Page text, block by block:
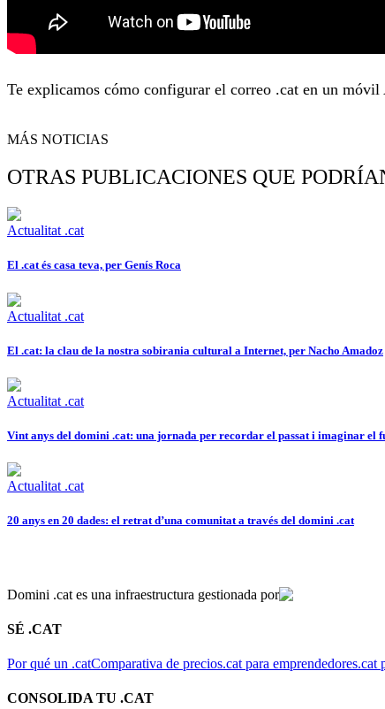
Te explicamos cómo configurar el correo .cat en un móvil
MÁS NOTICIAS
OTRAS PUBLICACIONES QUE
Actualitat .cat
El .cat és casa teva, per Genís Roca
Actualitat .cat
El .cat: la clau de la nostra sobirania cultural a Internet, per Nacho Amadoz
Actualitat .cat
Vint anys del domini .cat: una jornada per recordar el passat i imaginar el
Actualitat .cat
20 anys en 20 dades: el retrat d’una comunitat a través del domini .cat
Domini .cat es una infraestructura gestionada por
SÉ .CAT
Por qué un .catComparativa de precios.cat para emprendedores.cat
CONSOLIDA TU .CAT